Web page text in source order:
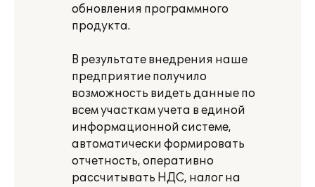
обновления программного
продукта.
В результате внедрения наше
предприятие получило
возможность видеть данные по
всем участкам учета в единой
информационной системе,
автоматически формировать
отчетность, оперативно
рассчитывать НДС, налог на